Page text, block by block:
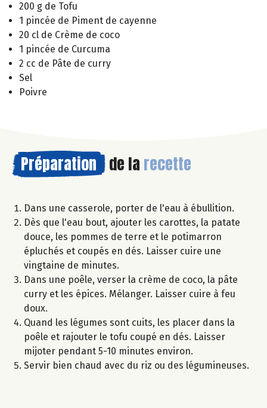
200 g de Tofu
1 pincée de Piment de cayenne
20 cl de Crème de coco
1 pincée de Curcuma
2 cc de Pâte de curry
Sel
Poivre
Préparation de la recette
Dans une casserole, porter de l'eau à ébullition.
Dès que l'eau bout, ajouter les carottes, la patate
douce, les pommes de terre et le potimarron
épluchés et coupés en dés. Laisser cuire une
vingtaine de minutes.
Dans une poêle, verser la crème de coco, la pâte
curry et les épices. Mélanger. Laisser cuire à feu
doux.
Quand les légumes sont cuits, les placer dans la
poêle et rajouter le tofu coupé en dés. Laisser
mijoter pendant 5-10 minutes environ.
Servir bien chaud avec du riz ou des légumineuses.